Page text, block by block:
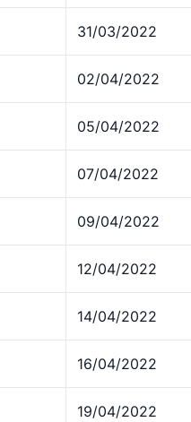
31/03/2022
02/04/2022
05/04/2022
07/04/2022
09/04/2022
12/04/2022
14/04/2022
16/04/2022
19/04/2022